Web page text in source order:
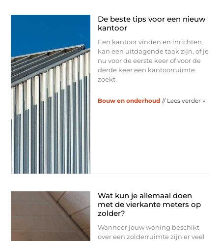
De beste tips voor een nieuw
kantoor
Een kantoor vinden en inrichten
kan een uitdagende taak zijn, of je
nu voor de eerste keer of voor de
derde keer een kantoorruimte
zoekt.
Bouw en onderhoud // Lees verder »
Wat kun je allemaal doen
met de vierkante meters op
zolder?
Wanneer jouw woning beschikt
over een zolderruimte zijn er veel